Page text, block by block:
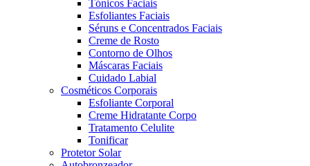
Tónicos Faciais
Esfoliantes Faciais
Séruns e Concentrados Faciais
Creme de Rosto
Contorno de Olhos
Máscaras Faciais
Cuidado Labial
Cosméticos Corporais
Esfoliante Corporal
Creme Hidratante Corpo
Tratamento Celulite
Tonificar
Protetor Solar